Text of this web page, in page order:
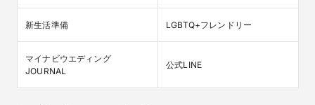
新生活準備 LGBTQ+フレンドリー
マイナビウエディング
JOURNAL
公式LINE